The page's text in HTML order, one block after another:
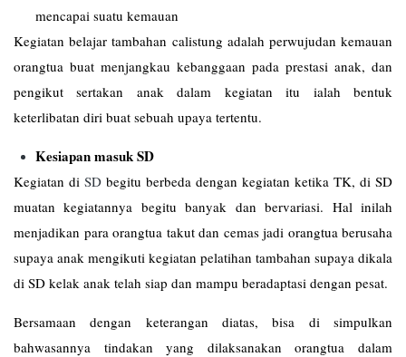
mencapai suatu kemauan
Kegiatan belajar tambahan calistung adalah perwujudan kemauan
orangtua buat menjangkau kebanggaan pada prestasi anak, dan
pengikut sertakan anak dalam kegiatan itu ialah bentuk
keterlibatan diri buat sebuah upaya tertentu.
Kesiapan masuk SD
Kegiatan di SD begitu berbeda dengan kegiatan ketika TK, di SD
muatan kegiatannya begitu banyak dan bervariasi. Hal inilah
menjadikan para orangtua takut dan cemas jadi orangtua berusaha
supaya anak mengikuti kegiatan pelatihan tambahan supaya dikala
di SD kelak anak telah siap dan mampu beradaptasi dengan pesat.
Bersamaan dengan keterangan diatas, bisa di simpulkan
bahwasannya tindakan yang dilaksanakan orangtua dalam